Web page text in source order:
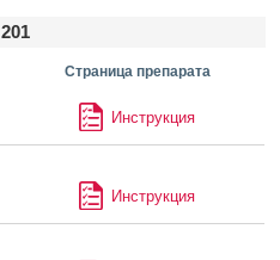
201
Страница препарата
Инструкция
Инструкция